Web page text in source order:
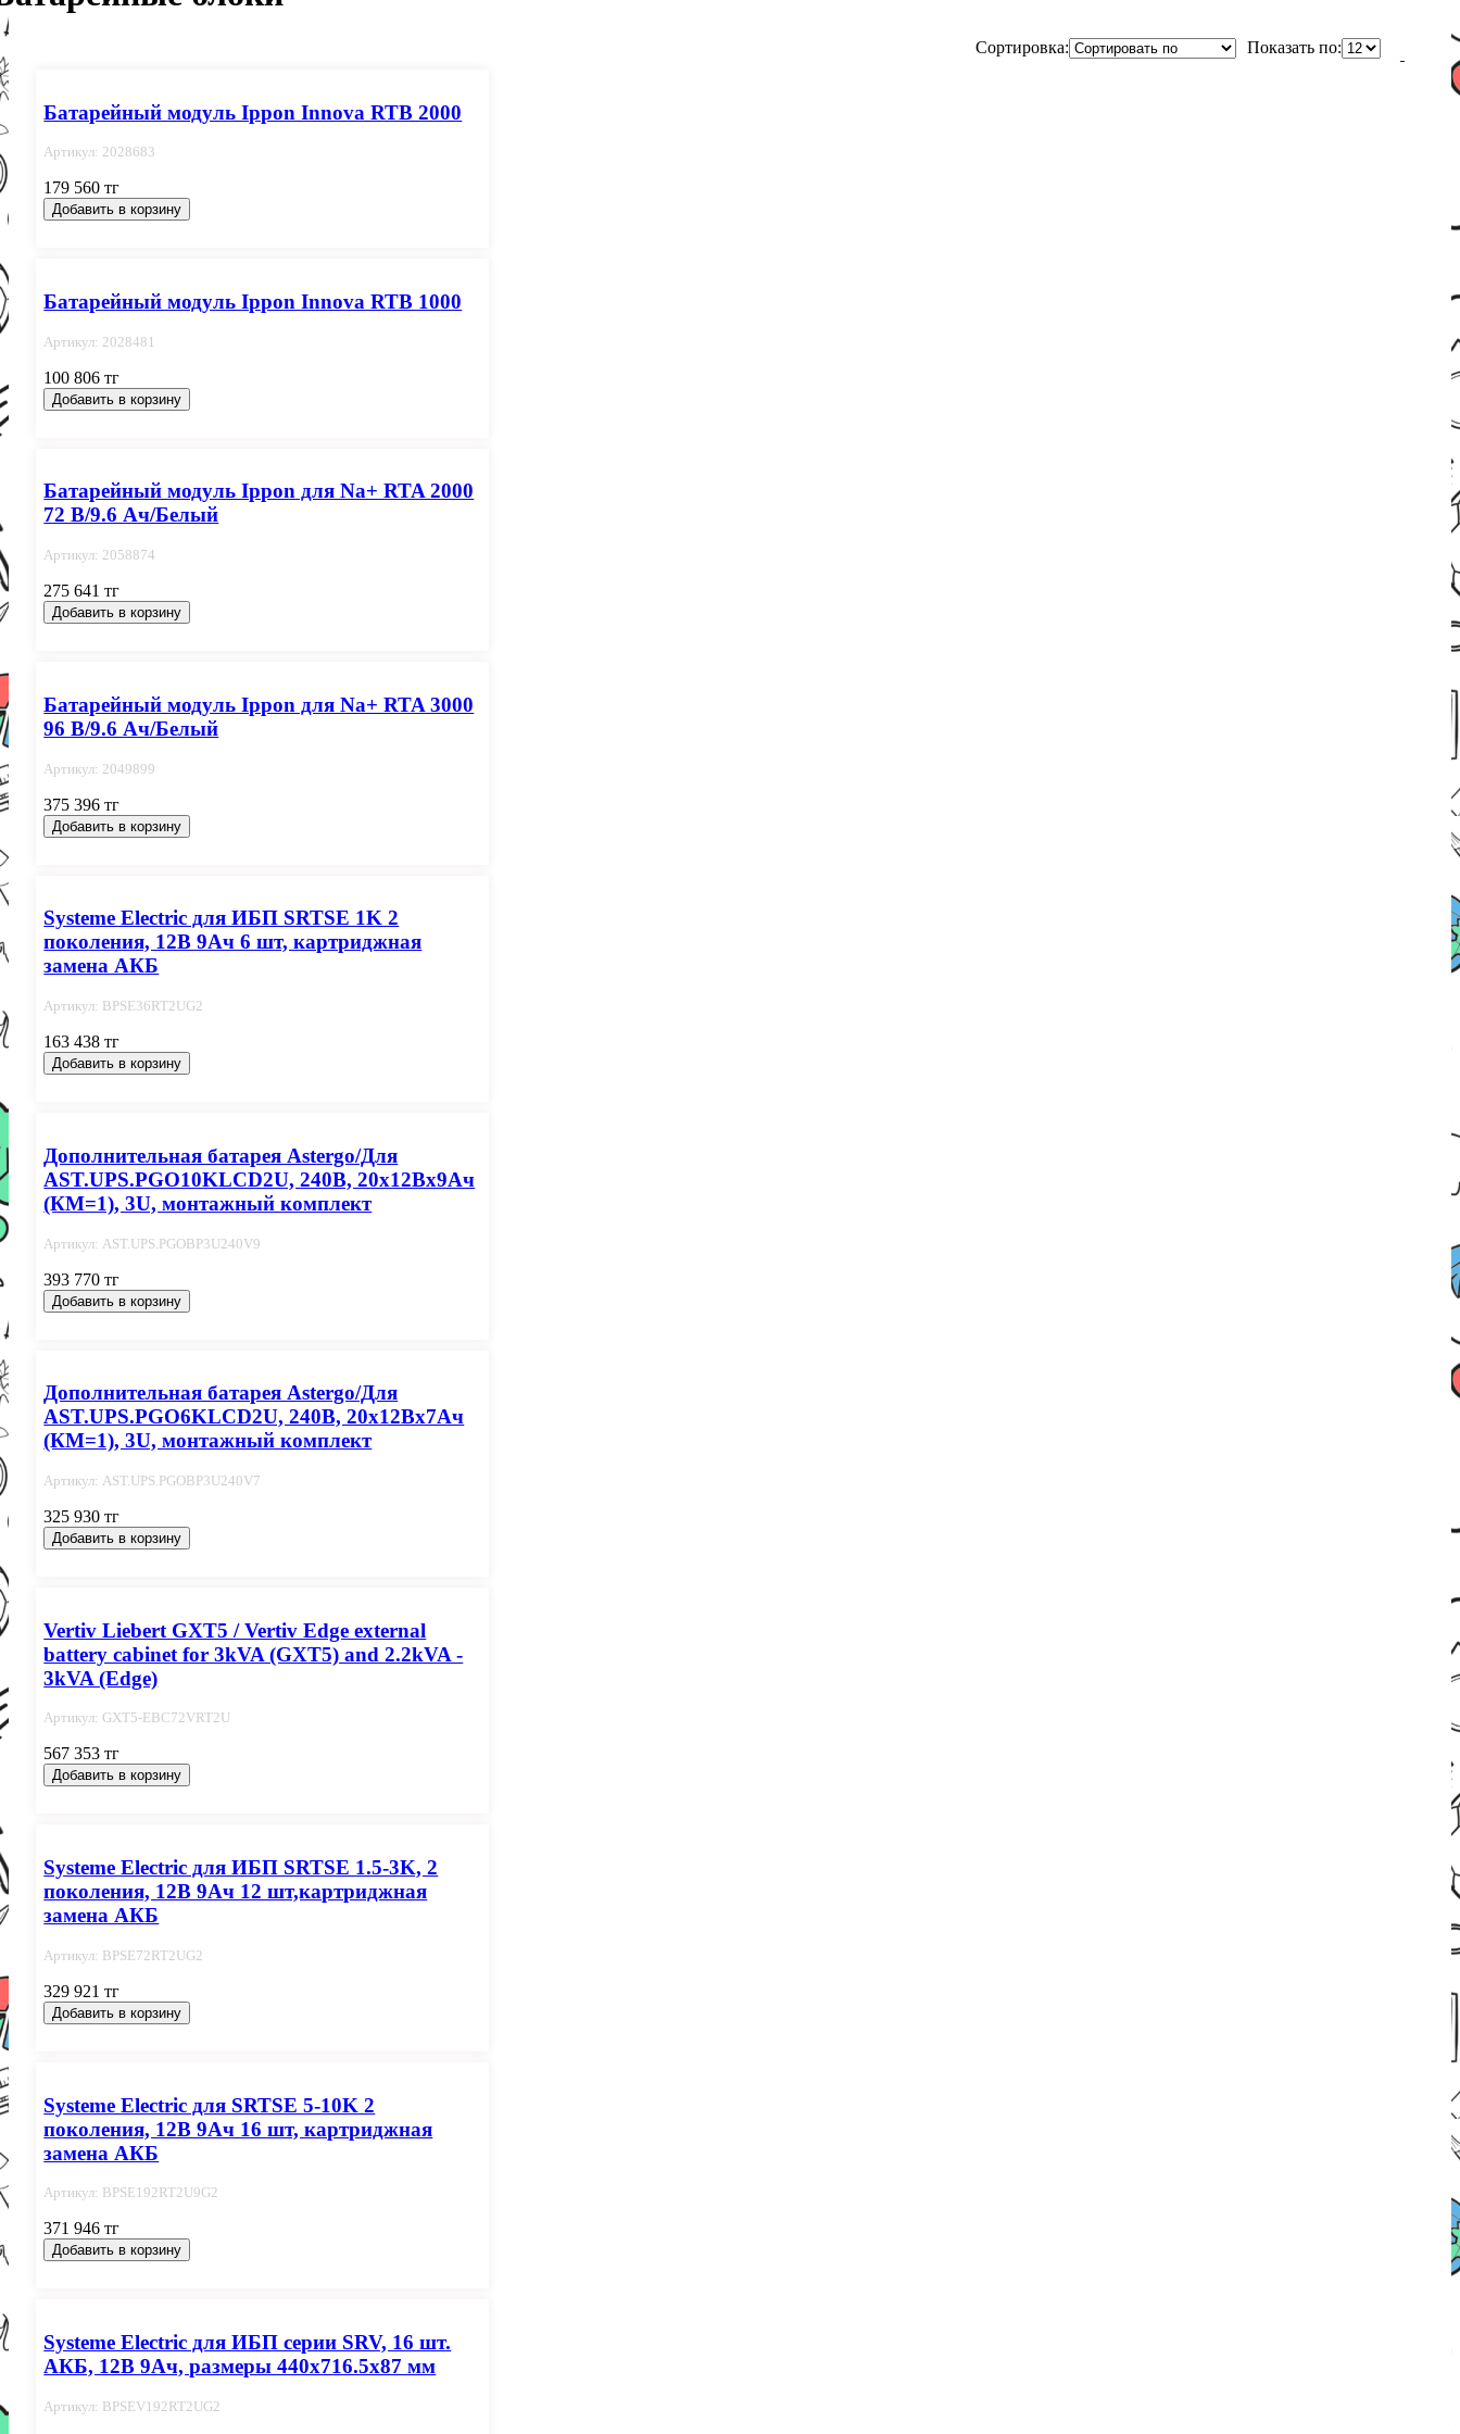
Сортировка: Показать по:
Батарейный модуль Ippon Innova RTB 2000
Артикул: 2028683
179 560 тг
Добавить в корзину
Батарейный модуль Ippon Innova RTB 1000
Артикул: 2028481
100 806 тг
Добавить в корзину
Батарейный модуль Ippon для Na+ RTA 2000
72 В/9.6 Ач/Белый
Артикул: 2058874
275 641 тг
Добавить в корзину
Батарейный модуль Ippon для Na+ RTA 3000
96 В/9.6 Ач/Белый
Артикул: 2049899
375 396 тг
Добавить в корзину
Systeme Electric для ИБП SRTSE 1K 2
поколения, 12В 9Ач 6 шт, картриджная
замена АКБ
Артикул: BPSE36RT2UG2
163 438 тг
Добавить в корзину
Дополнительная батарея Astergo/Для
AST.UPS.PGO10KLCD2U, 240В, 20х12Вх9Ач
(КМ=1), 3U, монтажный комплект
Артикул: AST.UPS.PGOBP3U240V9
393 770 тг
Добавить в корзину
Дополнительная батарея Astergo/Для
AST.UPS.PGO6KLCD2U, 240В, 20х12Вх7Ач
(КМ=1), 3U, монтажный комплект
Артикул: AST.UPS.PGOBP3U240V7
325 930 тг
Добавить в корзину
Vertiv Liebert GXT5 / Vertiv Edge external
battery cabinet for 3kVA (GXT5) and 2.2kVA -
3kVA (Edge)
Артикул: GXT5-EBC72VRT2U
567 353 тг
Добавить в корзину
Systeme Electric для ИБП SRTSE 1.5-3K, 2
поколения, 12В 9Ач 12 шт,картриджная
замена АКБ
Артикул: BPSE72RT2UG2
329 921 тг
Добавить в корзину
Systeme Electric для SRTSE 5-10K 2
поколения, 12В 9Ач 16 шт, картриджная
замена АКБ
Артикул: BPSE192RT2U9G2
371 946 тг
Добавить в корзину
Systeme Electric для ИБП серии SRV, 16 шт.
АКБ, 12В 9Ач, размеры 440x716.5x87 мм
Артикул: BPSEV192RT2UG2